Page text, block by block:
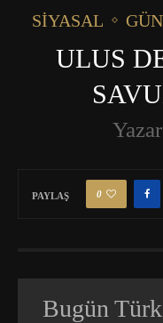
SIYASAL
ULUS
PAYLAŞ 0
Bugün